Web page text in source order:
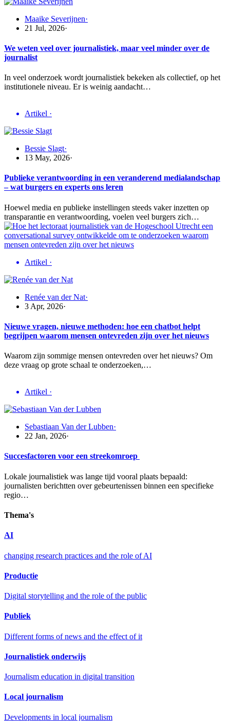
Maaike Severijnen·
21 Jul, 2026·
We weten veel over journalistiek, maar veel minder over de
journalist
In veel onderzoek wordt journalistiek bekeken als collectief, op het
institutionele niveau. Er is weinig aandacht…
Artikel ·
Bessie Slagt·
13 May, 2026·
Publieke verantwoording in een veranderend medialandschap
– wat burgers en experts ons leren
Hoewel media en publieke instellingen steeds vaker inzetten op
transparantie en verantwoording, voelen veel burgers zich…
Artikel ·
Renée van der Nat·
3 Apr, 2026·
Nieuwe vragen, nieuwe methoden: hoe een chatbot helpt
begrijpen waarom mensen ontevreden zijn over het nieuws
Waarom zijn sommige mensen ontevreden over het nieuws? Om
deze vraag op grote schaal te onderzoeken,…
Artikel ·
Sebastiaan Van der Lubben·
22 Jan, 2026·
Succesfactoren voor een streekomroep
Lokale journalistiek was lange tijd vooral plaats bepaald:
journalisten berichtten over gebeurtenissen binnen een specifieke
regio…
Thema's
AI
changing research practices and the role of AI
Productie
Digital storytelling and the role of the public
Publiek
Different forms of news and the effect of it
Journalistiek onderwijs
Journalism education in digital transition
Local journalism
Developments in local journalism